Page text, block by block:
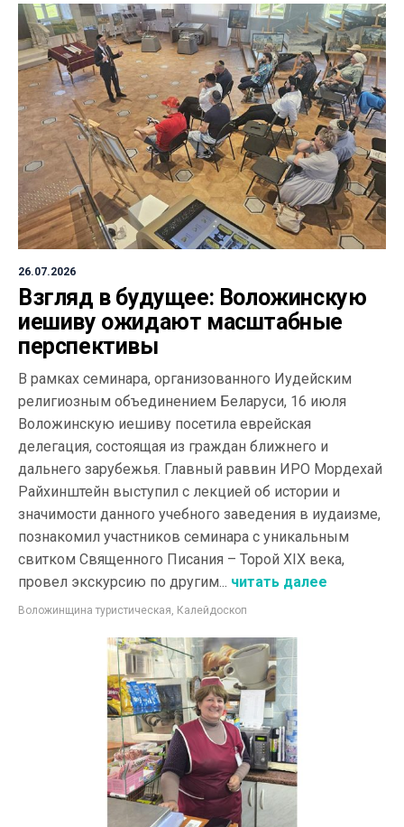
26.07.2026
Взгляд в будущее: Воложинскую
иешиву ожидают масштабные
перспективы
В рамках семинара, организованного Иудейским
религиозным объединением Беларуси, 16 июля
Воложинскую иешиву посетила еврейская
делегация, состоящая из граждан ближнего и
дальнего зарубежья. Главный раввин ИРО Мордехай
Райхинштейн выступил с лекцией об истории и
значимости данного учебного заведения в иудаизме,
познакомил участников семинара с уникальным
свитком Священного Писания – Торой XIX века,
провел экскурсию по другим... читать далее
Воложинщина туристическая, Калейдоскоп